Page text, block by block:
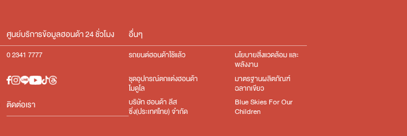
ศูนย์บริการข้อมูลฮอนด้า 24 ชั่วโมง
0 2341 7777
ติดต่อเรา
อื่นๆ
รถยนต์ฮอนด้าใช้แล้ว นโยบายสิ่งแวดล้อม และ
พลังงาน
ชุดอุปกรณ์ตกแต่ง​ฮอนด้า
โมดูโล
มาตรฐานผลิตภัณฑ์
ฉลากเขียว
บริษัท ฮอนด้า ลีส
ซิ่ง(ประเทศไทย) จำกัด
Blue Skies For Our
Children